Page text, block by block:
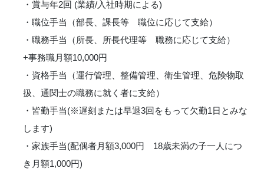
・賞与年2回 (業績/入社時期による)
・職位手当（部長、課長等 職位に応じて支給）
・職務手当（所長、所長代理等 職務に応じて支給）
+事務職月額10,000円
・資格手当（運行管理、整備管理、衛生管理、危険物取
扱、通関士の職務に就く者に支給）
・皆勤手当(※遅刻または早退3回をもって欠勤1日とみな
します)
・家族手当(配偶者月額3,000円 18歳未満の子一人につ
き月額1,000円)